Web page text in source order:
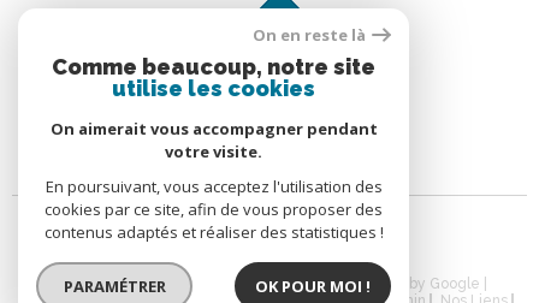
© 2026 | Tous droits réservés | Traduction powered by Google |
On en reste là
Comme beaucoup, notre site
utilise les cookies
On aimerait vous accompagner pendant
votre visite.
En poursuivant, vous acceptez l'utilisation des
cookies par ce site, afin de vous proposer des
contenus adaptés et réaliser des statistiques !
PARAMÉTRER OK POUR MOI !